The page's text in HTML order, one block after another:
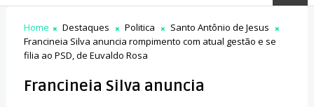
Home Destaques Politica
Santo Antônio de Jesus
Francineia Silva anuncia rompimento com atual gestão e se
filia ao PSD, de Euvaldo Rosa
Francineia Silva anuncia